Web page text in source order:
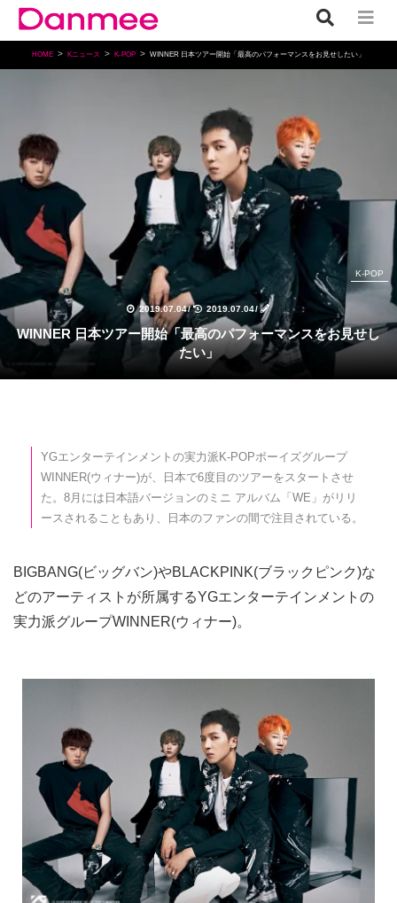
HOME Kニュース K-POP WINNER 日本ツアー開始「最高のパフォーマンスをお見せしたい」
2019.07.04/ 2019.07.04/
K-POP
WINNER 日本ツアー開始「最高のパフォーマンスをお見せし
たい」
YGエンターテインメントの実力派K-POPボーイズグループ
WINNER(ウィナー)が、日本で6度目のツアーをスタートさせ
た。8月には日本語バージョンのミニ アルバム「WE」がリリ
ースされることもあり、日本のファンの間で注目されている。
BIGBANG(ビッグバン)やBLACKPINK(ブラックピンク)な
どのアーティストが所属するYGエンターテインメントの
実力派グループWINNER(ウィナー)。